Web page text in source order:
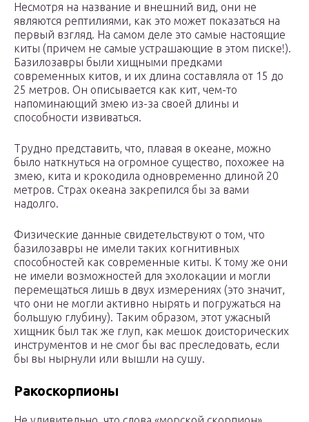
Несмотря на название и внешний вид, они не
являются рептилиями, как это может показаться на
первый взгляд. На самом деле это самые настоящие
киты (причем не самые устрашающие в этом писке!).
Базилозавры были хищными предками
современных китов, и их длина составляла от 15 до
25 метров. Он описывается как кит, чем-то
напоминающий змею из-за своей длины и
способности извиваться.
Трудно представить, что, плавая в океане, можно
было наткнуться на огромное существо, похожее на
змею, кита и крокодила одновременно длиной 20
метров. Страх океана закрепился бы за вами
надолго.
Физические данные свидетельствуют о том, что
базилозавры не имели таких когнитивных
способностей как современные киты. К тому же они
не имели возможностей для эхолокации и могли
перемещаться лишь в двух измерениях (это значит,
что они не могли активно нырять и погружаться на
большую глубину). Таким образом, этот ужасный
хищник был так же глуп, как мешок доисторических
инструментов и не смог бы вас преследовать, если
бы вы нырнули или вышли на сушу.
Ракоскорпионы